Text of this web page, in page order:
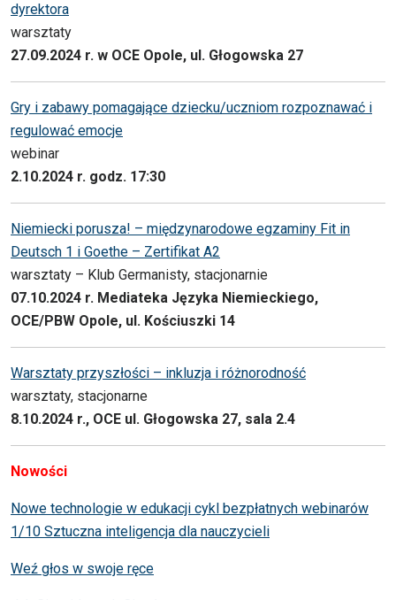
dyrektora
warsztaty
27.09.2024 r. w OCE Opole, ul. Głogowska 27
Gry i zabawy pomagające dziecku/uczniom rozpoznawać i
regulować emocje
webinar
2.10.2024 r. godz. 17:30
Niemiecki porusza! – międzynarodowe egzaminy Fit in
Deutsch 1 i Goethe – Zertifikat A2
warsztaty – Klub Germanisty, stacjonarnie
07.10.2024 r. Mediateka Języka Niemieckiego,
OCE/PBW Opole, ul. Kościuszki 14
Warsztaty przyszłości – inkluzja i różnorodność
warsztaty, stacjonarne
8.10.2024 r., OCE ul. Głogowska 27, sala 2.4
Nowości
Nowe technologie w edukacji cykl bezpłatnych webinarów
1/10 Sztuczna inteligencja dla nauczycieli
Weź głos w swoje ręce